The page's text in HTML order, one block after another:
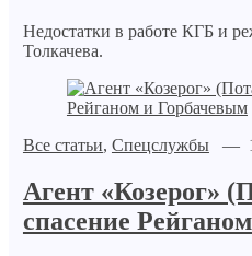
Недостатки в работе КГБ и
Толкачева.
Все статьи, Спецслужбы— 15
Агент «Козерог»
спасение